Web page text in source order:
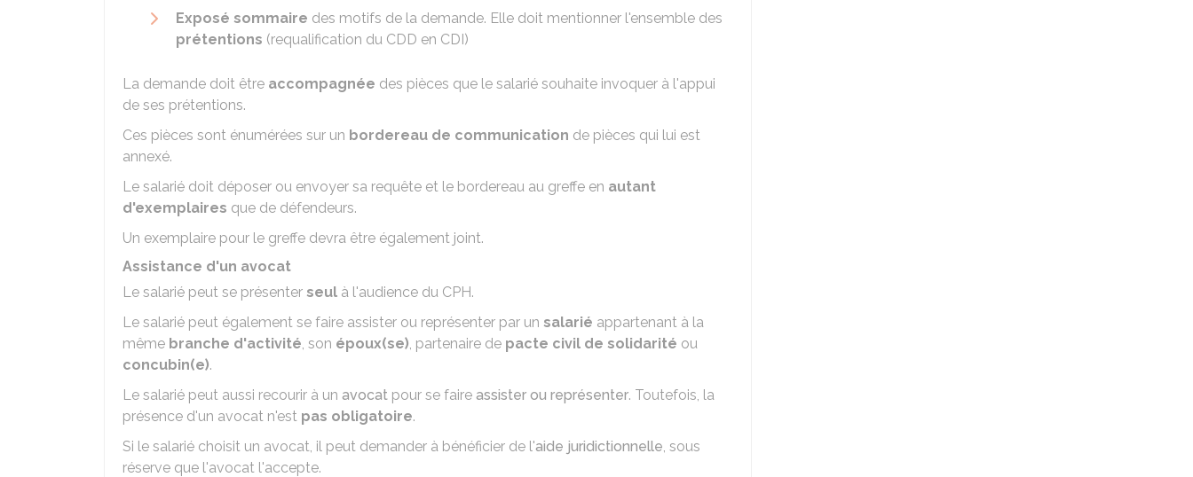
Exposé sommaire des motifs de la demande. Elle doit mentionner l'ensemble des
prétentions (requalification du CDD en CDI)
La demande doit être accompagnée des pièces que le salarié souhaite invoquer à l'appui
de ses prétentions.
Ces pièces sont énumérées sur un bordereau de communication de pièces qui lui est
annexé.
Le salarié doit déposer ou envoyer sa requête et le bordereau au greffe en autant
d'exemplaires que de défendeurs.
Un exemplaire pour le greffe devra être également joint.
Assistance d'un avocat
Le salarié peut se présenter seul à l'audience du CPH.
Le salarié peut également se faire assister ou représenter par un salarié appartenant à la
même branche d'activité, son époux(se), partenaire de pacte civil de solidarité ou
concubin(e).
Le salarié peut aussi recourir à un avocat pour se faire assister ou représenter. Toutefois, la
présence d'un avocat n'est pas obligatoire.
Si le salarié choisit un avocat, il peut demander à bénéficier de l'aide juridictionnelle, sous
réserve que l'avocat l'accepte.